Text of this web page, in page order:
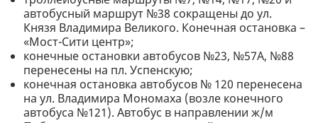
автобусный маршрут №38 сокращены до ул.
Князя Владимира Великого. Конечная остановка –
«Мост-Сити центр»;
конечные остановки автобусов №23, №57А, №88
перенесены на пл. Успенскую;
конечная остановка автобусов № 120 перенесена
на ул. Владимира Мономаха (возле конечного
автобуса №121). Автобус в направлении ж/м